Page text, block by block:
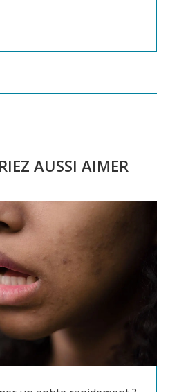
AUSSI AIMER